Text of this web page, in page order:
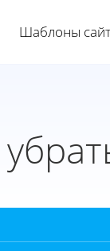
Шаблоны